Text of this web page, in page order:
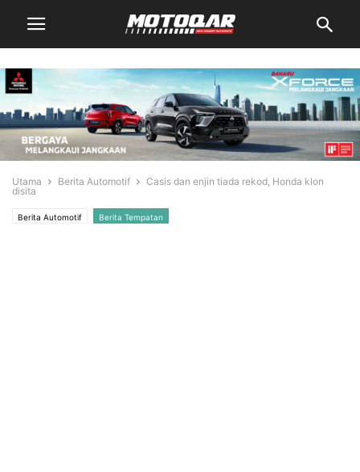
Utama Berita Automotif
Casis dan enjin tiada rekod, Honda klon
disita
Berita Automotif Berita Tempatan